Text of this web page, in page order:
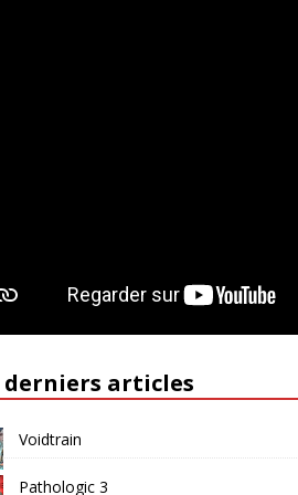
derniers articles
Voidtrain
Pathologic 3